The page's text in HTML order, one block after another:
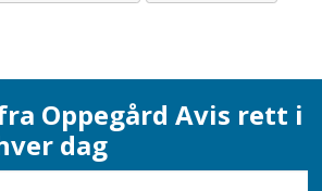
Oppegård Avis rett i
dag